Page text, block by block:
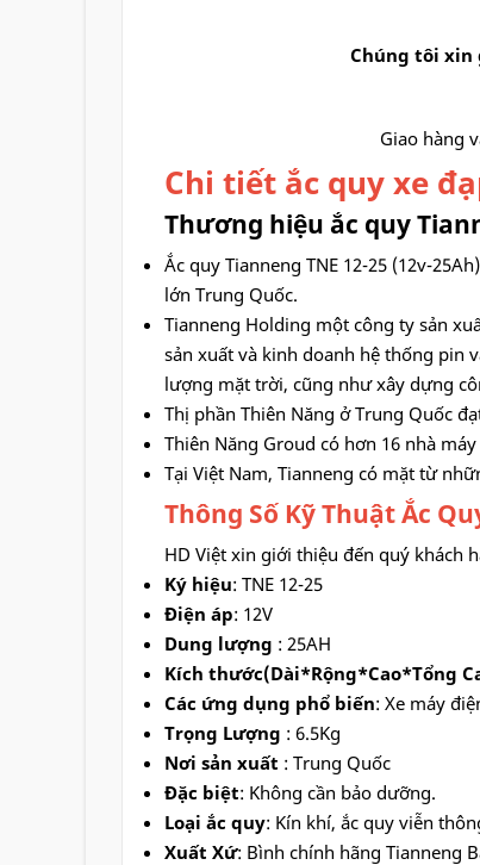
Chúng tôi xin
Giao hàng
Chi tiết ắc quy xe
Thương hiệu ắc quy
Ắc quy Tianneng TNE 12-25 (12v-
lớn Trung Quốc.
Tianneng Holding một công ty sản
sản xuất và kinh doanh hệ thống pin
lượng mặt trời, cũng như xây dựng
Thị phần Thiên Năng ở Trung Quốc
Thiên Năng Groud có hơn 16 nhà
Tại Việt Nam, Tianneng có mặt từ
Thông Số Kỹ Thuật Ắc
HD Việt xin giới thiệu đến quý khách
Ký hiệu: TNE 12-25
Điện áp: 12V
Dung lượng : 25AH
Kích thước(Dài*Rộng*Cao*Tổng
Các ứng dụng phổ biến: Xe máy
Trọng Lượng : 6.5Kg
Nơi sản xuất : Trung Quốc
Đặc biệt: Không cần bảo dưỡng.
Loại ắc quy: Kín khí, ắc quy viễn
Xuất Xứ: Bình chính hãng Tianneng